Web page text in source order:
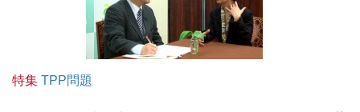
特集 TPP問題